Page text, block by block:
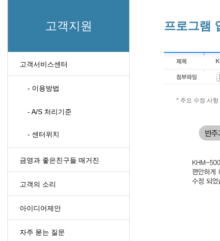
고객지원
고객서비스센터
- 이용방법
- A/S 처리기준
- 센터위치
금영과 좋은친구들 매거진
고객의 소리
아이디어제안
자주 묻는 질문
프로그램
* 주요 수정 사